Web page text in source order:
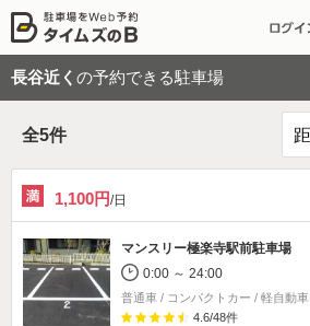
長谷近く の予約できる駐車場
全5件
1,100円/日
マンスリー極楽寺駅前駐車場
0:00 ～ 24:00
普通車 / コンパクトカー / 軽自動車
4.6/48件